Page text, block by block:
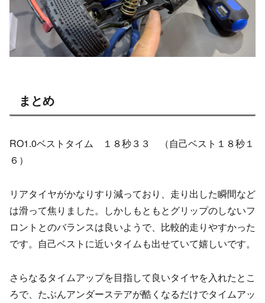
まとめ
RO1.0ベストタイム １８秒３３ （自己ベスト１８秒１
６）
リアタイヤがかなりすり減っており、走り出した瞬間など
は滑って焦りました。しかしもともとグリップのしないフ
ロントとのバランスは良いようで、比較的走りやすかった
です。自己ベストに近いタイムも出せていて嬉しいです。
さらなるタイムアップを目指して良いタイヤを入れたとこ
ろで、たぶんアンダーステアが酷くなるだけでタイムアッ